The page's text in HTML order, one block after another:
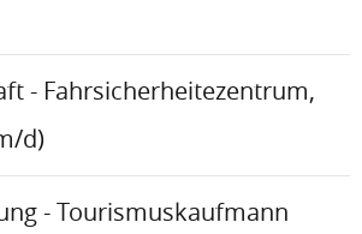
- Fahrsicherheitezentrum,
d)
- Tourismuskaufmann